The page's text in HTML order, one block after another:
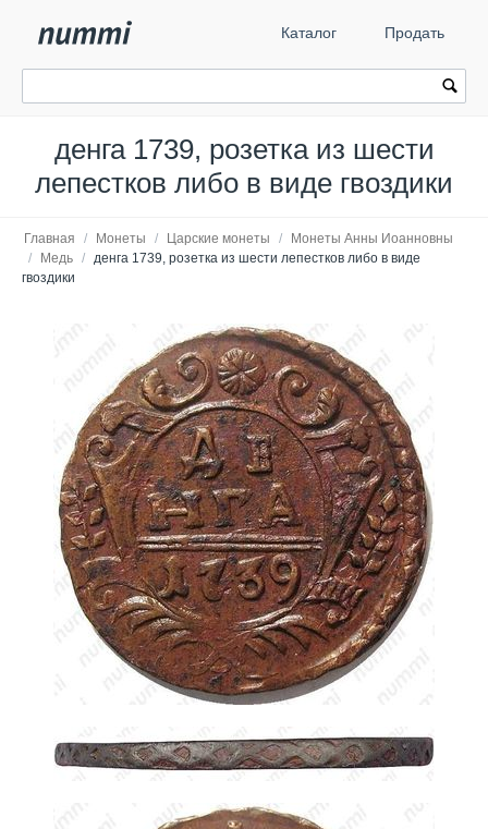
Каталог Продать
денга 1739, розетка из шести
лепестков либо в виде гвоздики
Главная / Монеты / Царские монеты /
Монеты Анны Иоанновны
/
Медь / денга 1739, розетка из шести лепестков либо в виде
гвоздики